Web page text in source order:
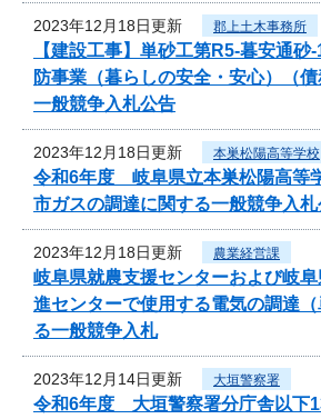
2023年12月18日更新 郡上土木事務所
【建設工事】単砂工第R5-暮安通
防事業（暮らしの安全・安心）（
一般競争入札公告
2023年12月18日更新 本巣松陽高等学校
令和6年度 岐阜県立本巣松陽高等
市ガスの調達に関する一般競争入
2023年12月18日更新 農業経営課
岐阜県就農支援センターおよび岐
進センターで使用する電気の調達
る一般競争入札
2023年12月14日更新 大垣警察署
令和6年度 大垣警察署分庁舎以下